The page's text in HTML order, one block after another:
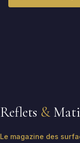
Reflets &
Le magazine des